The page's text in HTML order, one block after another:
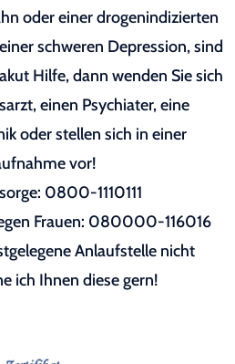
oder einer drogenindizierten
schweren Depression, sind
Hilfe, dann wenden Sie sich
einen Psychiater, eine
oder stellen sich in einer
vor!
0800-1110111
Frauen: 080000-116016
Anlaufstelle nicht
ich Ihnen diese gern!